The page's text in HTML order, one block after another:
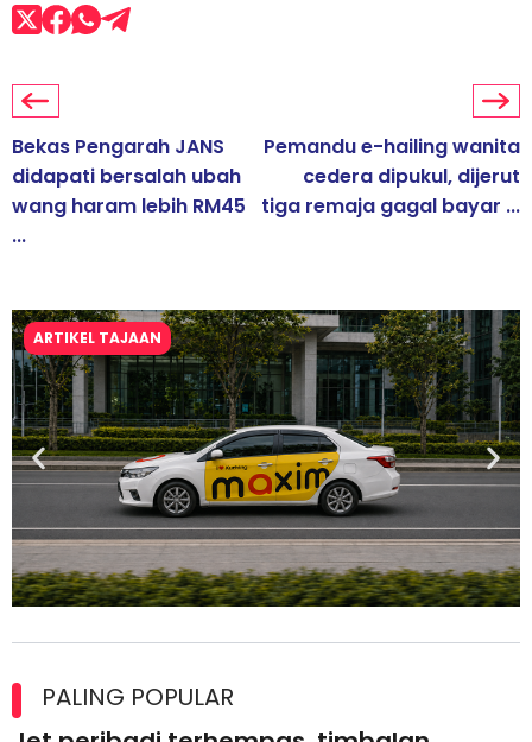
Bekas Pengarah JANS
didapati bersalah ubah
wang haram lebih RM45
...
Pemandu e-hailing wanita
cedera dipukul, dijerut
tiga remaja gagal bayar ...
ARTIKEL TAJAAN
lesen separuh pertama 2026
PALING POPULAR